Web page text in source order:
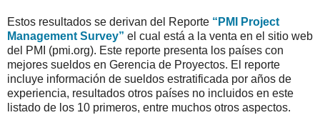
Estos resultados se derivan del Reporte “PMI Project
Management Survey” el cual está a la venta en el sitio web
del PMI (pmi.org). Este reporte presenta los países con
mejores sueldos en Gerencia de Proyectos. El reporte
incluye información de sueldos estratificada por años de
experiencia, resultados otros países no incluidos en este
listado de los 10 primeros, entre muchos otros aspectos.